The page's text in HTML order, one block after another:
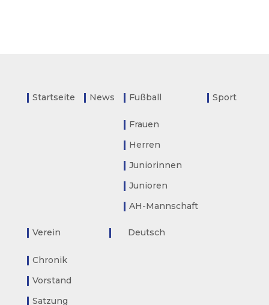
Startseite News Fußball
Frauen
Herren
Juniorinnen
Junioren
AH-Mannschaft
Sport
Verein
Chronik
Vorstand
Satzung
Deutsch